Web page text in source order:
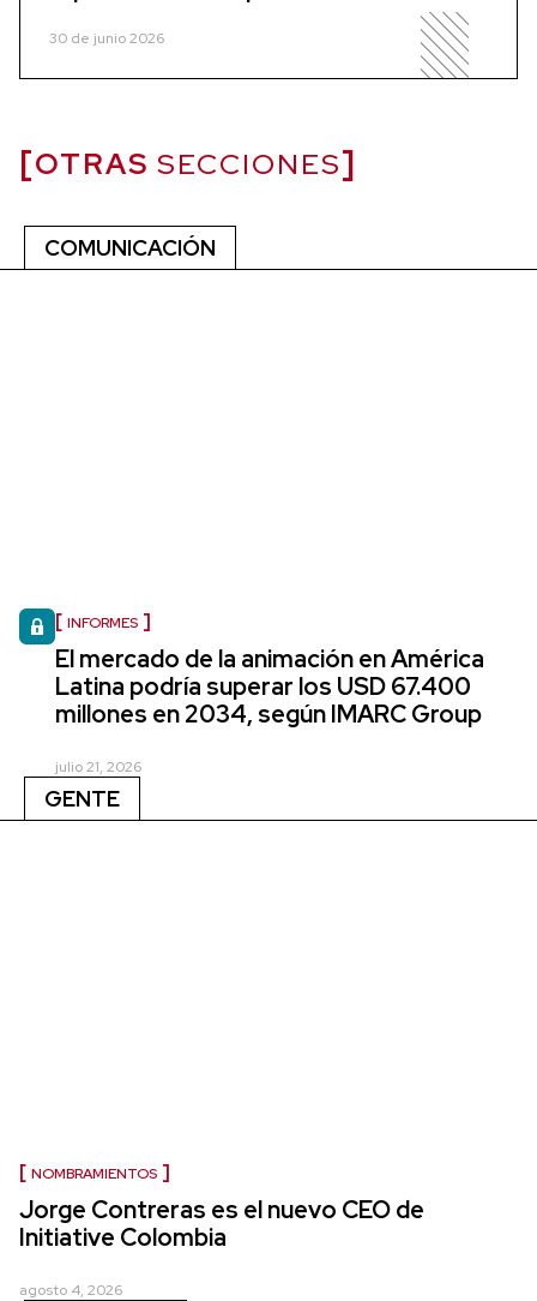
30 de junio 2026
OTRAS SECCIONES
COMUNICACIÓN
INFORMES
El mercado de la animación en América
Latina podría superar los USD 67.400
millones en 2034, según IMARC Group
julio 21, 2026
GENTE
NOMBRAMIENTOS
Jorge Contreras es el nuevo CEO de
Initiative Colombia
agosto 4, 2026